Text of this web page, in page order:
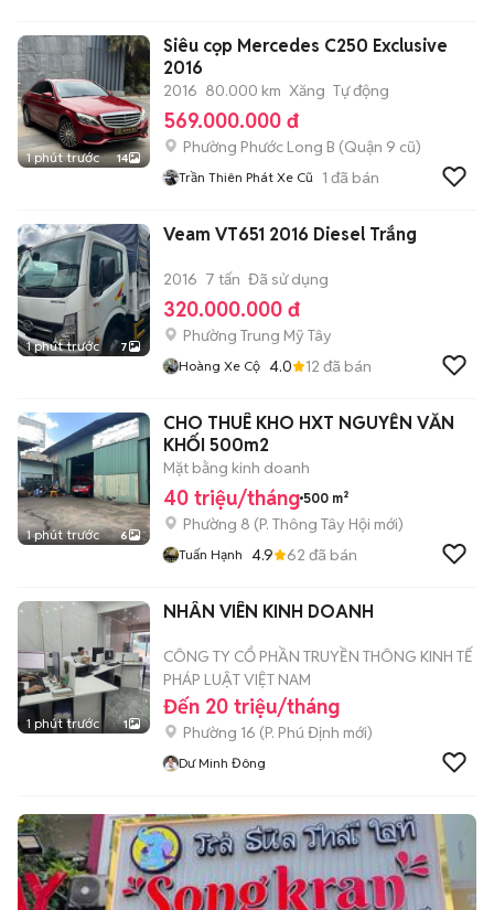
1 phút trước 14
Siêu cọp Mercedes C250 Exclusive
2016
2016 80.000 km Xăng Tự động
569.000.000 đ
Phường Phước Long B (Quận 9 cũ)
Trần Thiên Phát Xe Cũ 1 đã bán
1 phút trước 7
Veam VT651 2016 Diesel Trắng
2016 7 tấn Đã sử dụng
320.000.000 đ
Phường Trung Mỹ Tây
Hoàng Xe Cộ 4.0 12 đã bán
1 phút trước 6
CHO THUÊ KHO HXT NGUYỄN VĂN
KHỐI 500m2
Mặt bằng kinh doanh
40 triệu/tháng 500 m²
Phường 8 (P. Thông Tây Hội mới)
Tuấn Hạnh 4.9 62 đã bán
1 phút trước 1
NHÂN VIÊN KINH DOANH
CÔNG TY CỔ PHẦN TRUYỀN THÔNG KINH TẾ
PHÁP LUẬT VIỆT NAM
Đến 20 triệu/tháng
Phường 16 (P. Phú Định mới)
Dư Minh Đông